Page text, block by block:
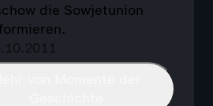
die Sowjetunion